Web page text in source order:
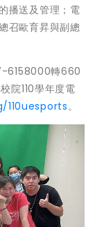
播送及管理；電
召歐育昇與副總
6158000轉660
院110學年度電
。